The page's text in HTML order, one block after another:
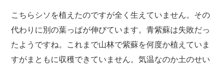
こちらシソを植えたのですが全く生えていません。その
代わりに別の葉っぱが伸びています。青紫蘇は失敗だっ
たようですね。これまで山林で紫蘇を何度か植えていま
すがまともに収穫できていません。気温なのか土のせい